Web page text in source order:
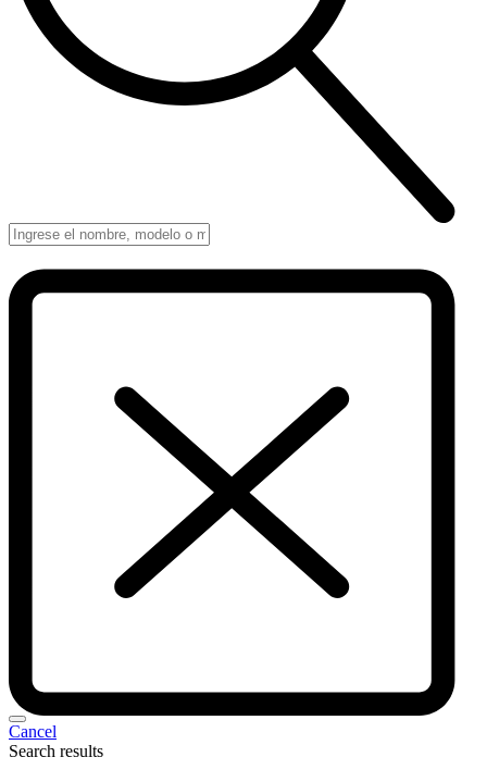
Cancel
Search results